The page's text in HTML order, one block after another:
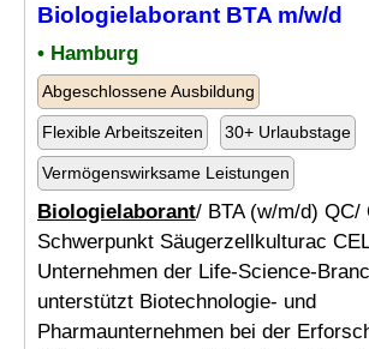
Biologielaborant BTA m/w/d
• Hamburg
Abgeschlossene Ausbildung
Flexible Arbeitszeiten 30+ Urlaubstage
Vermögenswirksame Leistungen
Biologielaborant/ BTA (w/m/d) QC/
Schwerpunkt Säugerzellkulturac
Unternehmen der Life-Science-
unterstützt Biotechnologie- und
Pharmaunternehmen bei der